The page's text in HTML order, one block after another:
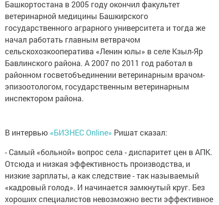
Башкортостана в 2005 году окончил факультет
ветеринарной медицины Башкирского
государственного аграрного университета и тогда же
начал работать главным ветврачом
сельскохозкооператива «Ленин юлы» в селе Кзыл-Яр
Бавлинского района. А 2007 по 2011 год работал в
районном госветобъединении ветеринарным врачом-
эпизоотологом, государственным ветеринарным
инспектором района.
В интервью «БИЗНЕС Online» Ришат сказал:
- Самый «больной» вопрос села - диспаритет цен в АПК.
Отсюда и низкая эффективность производства, и
низкие зарплаты, а как следствие - так называемый
«кадровый голод». И начинается замкнутый круг. Без
хороших специалистов невозможно вести эффективное